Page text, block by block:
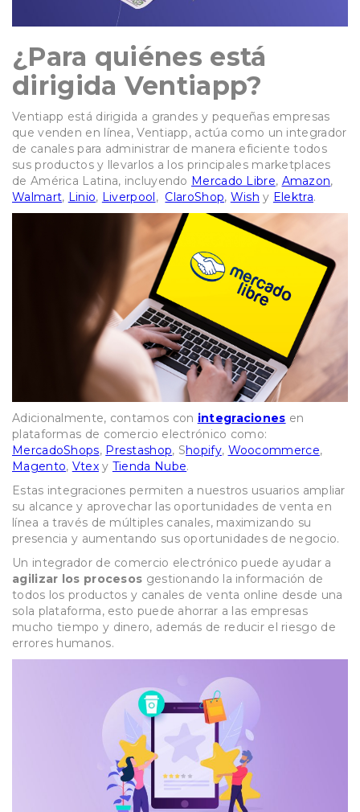
¿Para quiénes está
dirigida Ventiapp?
Ventiapp está dirigida a grandes y pequeñas empresas
que venden en línea, Ventiapp, actúa como un integrador
de canales para administrar de manera eficiente todos
sus productos y llevarlos a los principales marketplaces
de América Latina, incluyendo Mercado Libre, Amazon,
Walmart, Linio, Liverpool, ClaroShop, Wish y Elektra.
Adicionalmente, contamos con integraciones en
plataformas de comercio electrónico como:
MercadoShops, Prestashop, Shopify, Woocommerce,
Magento, Vtexy Tienda Nube.
Estas integraciones permiten a nuestros usuarios ampliar
su alcance y aprovechar las oportunidades de venta en
línea a través de múltiples canales, maximizando su
presencia y aumentando sus oportunidades de negocio.
Un integrador de comercio electrónico puede ayudar a
agilizar los procesos gestionando la información de
todos los productos y canales de venta online desde una
sola plataforma, esto puede ahorrar a las empresas
mucho tiempo y dinero, además de reducir el riesgo de
errores humanos.